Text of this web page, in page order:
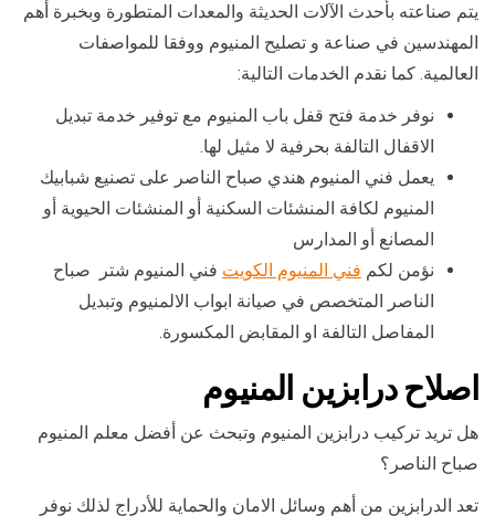
يتم صناعته بأحدث الآلات الحديثة والمعدات المتطورة وبخبرة أهم
المهندسين في صناعة و تصليح المنيوم ووفقا للمواصفات
العالمية. كما نقدم الخدمات التالية:
نوفر خدمة فتح قفل باب المنيوم مع توفير خدمة تبديل
الاقفال التالفة بحرفية لا مثيل لها.
يعمل فني المنيوم هندي صباح الناصر على تصنيع شبابيك
المنيوم لكافة المنشئات السكنية أو المنشئات الحيوية أو
المصانع أو المدارس
نؤمن لكم فني المنيوم الكويت فني المنيوم شتر صباح
الناصر المتخصص في صيانة ابواب الالمنيوم وتبديل
المفاصل التالفة او المقابض المكسورة.
اصلاح درابزين المنيوم
هل تريد تركيب درابزين المنيوم وتبحث عن أفضل معلم المنيوم
صباح الناصر؟
تعد الدرابزين من أهم وسائل الامان والحماية للأدراج لذلك نوفر